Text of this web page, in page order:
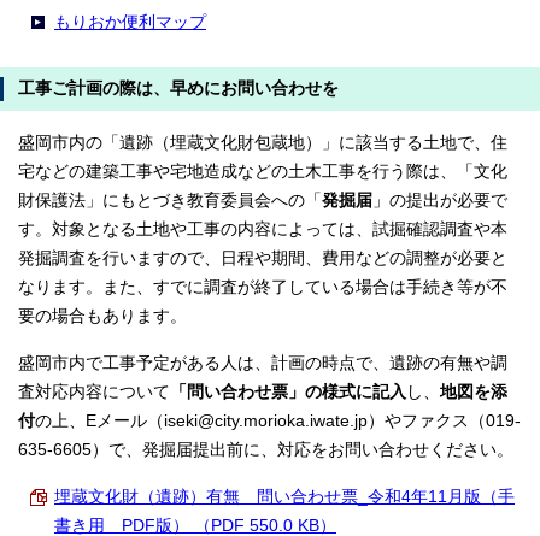
もりおか便利マップ
工事ご計画の際は、早めにお問い合わせを
盛岡市内の「遺跡（埋蔵文化財包蔵地）」に該当する土地で、住
宅などの建築工事や宅地造成などの土木工事を行う際は、「文化
財保護法」にもとづき教育委員会への「発掘届 」の提出が必要で
す。対象となる土地や工事の内容によっては、試掘確認調査や本
発掘調査を行いますので、日程や期間、費用などの調整が必要と
なります。また、すでに調査が終了している場合は手続き等が不
要の場合もあります。
盛岡市内で工事予定がある人は、計画の時点で、遺跡の有無や調
査対応内容について 「問い合わせ票」の様式に記入 し、 地図を添
付の上、Eメール（iseki@city.morioka.iwate.jp）やファクス（019-
635-6605）で、発掘届提出前に、対応をお問い合わせください。
埋蔵文化財（遺跡）有無 問い合わせ票_令和4年11月版（手
書き用 PDF版） （PDF 550.0 KB）